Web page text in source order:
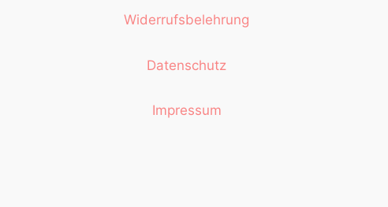
Widerrufsbelehrung
Datenschutz
Impressum